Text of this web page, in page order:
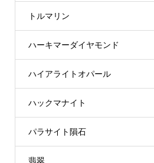
トルマリン
ハーキマーダイヤモンド
ハイアライトオパール
ハックマナイト
パラサイト隕石
翡翠